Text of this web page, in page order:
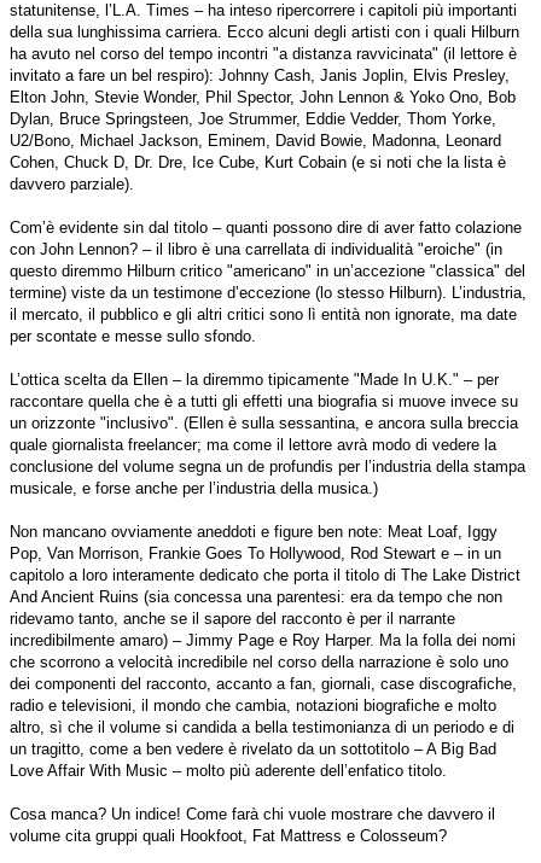
statunitense, l’L.A. Times – ha inteso ripercorrere i capitoli più importanti
della sua lunghissima carriera. Ecco alcuni degli artisti con i quali Hilburn
ha avuto nel corso del tempo incontri "a distanza ravvicinata" (il lettore è
invitato a fare un bel respiro): Johnny Cash, Janis Joplin, Elvis Presley,
Elton John, Stevie Wonder, Phil Spector, John Lennon & Yoko Ono, Bob
Dylan, Bruce Springsteen, Joe Strummer, Eddie Vedder, Thom Yorke,
U2/Bono, Michael Jackson, Eminem, David Bowie, Madonna, Leonard
Cohen, Chuck D, Dr. Dre, Ice Cube, Kurt Cobain (e si noti che la lista è
davvero parziale).
Com’è evidente sin dal titolo – quanti possono dire di aver fatto colazione
con John Lennon? – il libro è una carrellata di individualità "eroiche" (in
questo diremmo Hilburn critico "americano" in un’accezione "classica" del
termine) viste da un testimone d’eccezione (lo stesso Hilburn). L’industria,
il mercato, il pubblico e gli altri critici sono lì entità non ignorate, ma date
per scontate e messe sullo sfondo.
L’ottica scelta da Ellen – la diremmo tipicamente "Made In U.K." – per
raccontare quella che è a tutti gli effetti una biografia si muove invece su
un orizzonte "inclusivo". (Ellen è sulla sessantina, e ancora sulla breccia
quale giornalista freelancer; ma come il lettore avrà modo di vedere la
conclusione del volume segna un de profundis per l’industria della stampa
musicale, e forse anche per l’industria della musica.)
Non mancano ovviamente aneddoti e figure ben note: Meat Loaf, Iggy
Pop, Van Morrison, Frankie Goes To Hollywood, Rod Stewart e – in un
capitolo a loro interamente dedicato che porta il titolo di The Lake District
And Ancient Ruins (sia concessa una parentesi: era da tempo che non
ridevamo tanto, anche se il sapore del racconto è per il narrante
incredibilmente amaro) – Jimmy Page e Roy Harper. Ma la folla dei nomi
che scorrono a velocità incredibile nel corso della narrazione è solo uno
dei componenti del racconto, accanto a fan, giornali, case discografiche,
radio e televisioni, il mondo che cambia, notazioni biografiche e molto
altro, sì che il volume si candida a bella testimonianza di un periodo e di
un tragitto, come a ben vedere è rivelato da un sottotitolo – A Big Bad
Love Affair With Music – molto più aderente dell’enfatico titolo.
Cosa manca? Un indice! Come farà chi vuole mostrare che davvero il
volume cita gruppi quali Hookfoot, Fat Mattress e Colosseum?